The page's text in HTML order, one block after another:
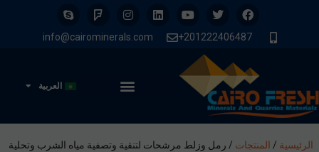
201222406487+
info@cairominerals.com
العربية
الرئيسية / المنتجات / رمل وزلط مرشحات لتنقية وتصفية مياه الشرب وتحلية